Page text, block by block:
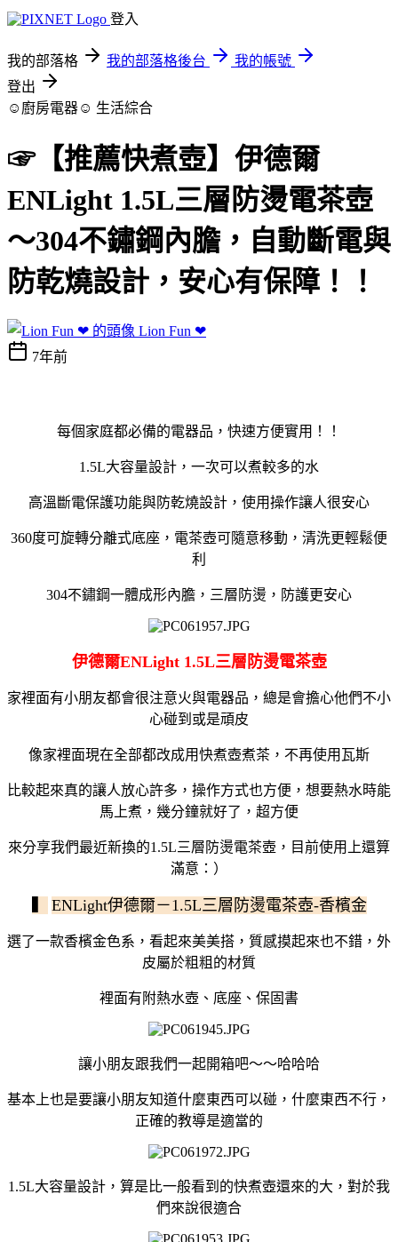
登入
我的部落格 我的部落格後台
我的帳號
登出
☺廚房電器☺ 生活綜合
☞【推薦快煮壺】伊德爾
ENLight 1.5L三層防燙電茶壺
～304不鏽鋼內膽，自動斷電與
防乾燒設計，安心有保障！！
Lion Fun ❤
7年前
每個家庭都必備的電器品，快速方便實用！！
1.5L大容量設計，一次可以煮較多的水
高溫斷電保護功能與防乾燒設計，使用操作讓人很安心
360度可旋轉分離式底座，電茶壺可隨意移動，清洗更輕鬆便
利
304不鏽鋼一體成形內膽，三層防燙，防護更安心
伊德爾ENLight 1.5L三層防燙電茶壺
家裡面有小朋友都會很注意火與電器品，總是會擔心他們不小
心碰到或是頑皮
像家裡面現在全部都改成用快煮壺煮茶，不再使用瓦斯
比較起來真的讓人放心許多，操作方式也方便，想要熱水時能
馬上煮，幾分鐘就好了，超方便
來分享我們最近新換的1.5L三層防燙電茶壺，目前使用上還算
滿意：）
ENLight伊德爾－1.5L三層防燙電茶壺-香檳金
選了一款香檳金色系，看起來美美搭，質感摸起來也不錯，外
皮屬於粗粗的材質
裡面有附熱水壺、底座、保固書
讓小朋友跟我們一起開箱吧～～哈哈哈
基本上也是要讓小朋友知道什麼東西可以碰，什麼東西不行，
正確的教導是適當的
1.5L大容量設計，算是比一般看到的快煮壺還來的大，對於我
們來說很適合